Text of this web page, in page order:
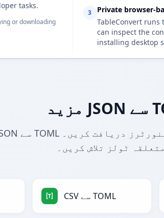
tasks.
or downloading
3
Private browser-
TableConvert runs
can inspect the
installing desktop
ٹولز تلاش کریں۔
CSV سے TOML